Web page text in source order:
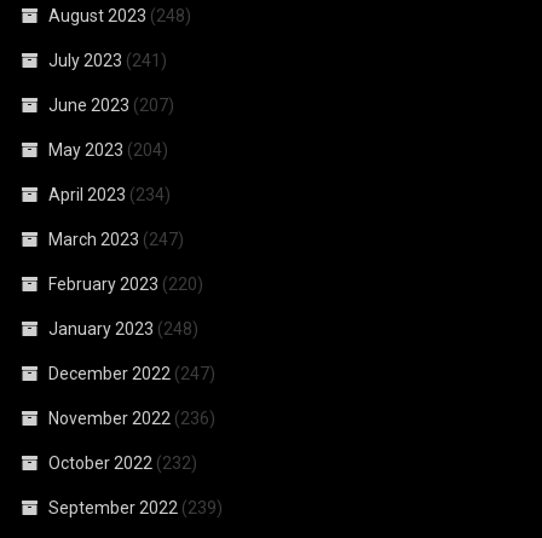
August 2023 (248)
July 2023 (241)
June 2023 (207)
May 2023 (204)
April 2023 (234)
March 2023 (247)
February 2023 (220)
January 2023 (248)
December 2022 (247)
November 2022 (236)
October 2022 (232)
September 2022 (239)